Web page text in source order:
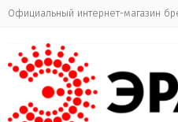
Официальный интернет-магазин